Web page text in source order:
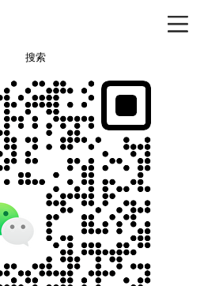
搜索